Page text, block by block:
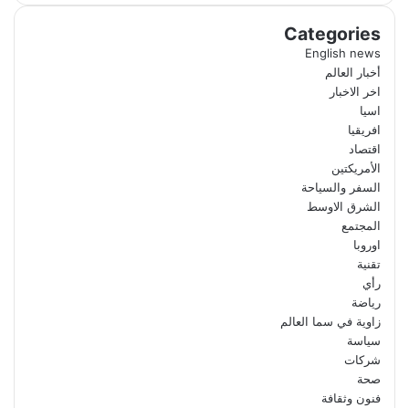
Categories
English news
أخبار العالم
اخر الاخبار
اسيا
افريقيا
اقتصاد
الأمريكتين
السفر والسياحة
الشرق الاوسط
المجتمع
اوروبا
تقنية
رأي
رياضة
زاوية في سما العالم
سياسة
شركات
صحة
فنون وثقافة